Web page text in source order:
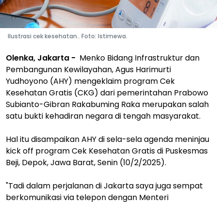
Ilustrasi cek kesehatan.. Foto: Istimewa.
Olenka, Jakarta - Menko Bidang Infrastruktur dan
Pembangunan Kewilayahan, Agus Harimurti
Yudhoyono (AHY) mengeklaim program Cek
Kesehatan Gratis (CKG) dari pemerintahan Prabowo
Subianto-Gibran Rakabuming Raka merupakan salah
satu bukti kehadiran negara di tengah masyarakat.
Hal itu disampaikan AHY di sela-sela agenda meninjau
kick off program Cek Kesehatan Gratis di Puskesmas
Beji, Depok, Jawa Barat, Senin (10/2/2025).
"Tadi dalam perjalanan di Jakarta saya juga sempat
berkomunikasi via telepon dengan Menteri